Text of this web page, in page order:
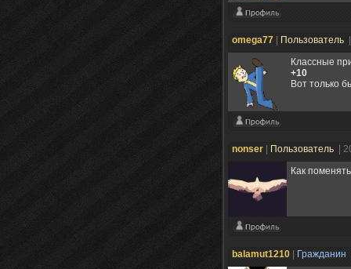
omega77 Пользователь
Классные
+10
Вот только
nonser Пользователь
|
Как
balamut1210 Гражданин